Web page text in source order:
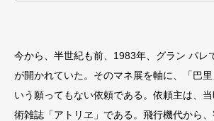
今から、半世紀も前、1983年、グラン パレ
が開かれていた。そのマネ展を軸に、「巴
いう願ってもない依頼である。依頼主は、
術雑誌「アトリヱ」である。飛行機代から